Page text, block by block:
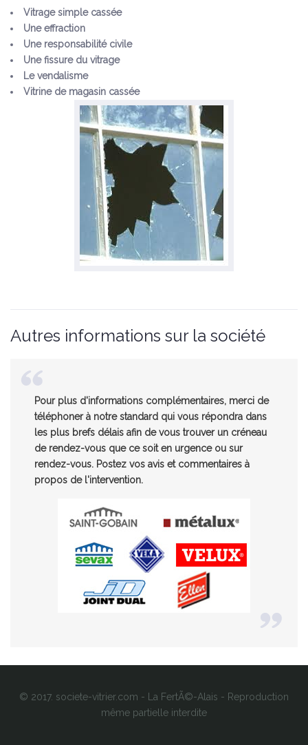
Vitrage simple cassée
Une effraction
Une responsabilité civile
Une fissure du vitrage
Le vendalisme
Vitrine de magasin cassée
Autres informations sur la société
Pour plus d'informations complémentaires, merci de
téléphoner à notre standard qui vous répondra dans
les plus brefs délais afin de vous trouver un créneau
de rendez-vous que ce soit en urgence ou sur
rendez-vous. Postez vos avis et commentaires à
propos de l'intervention.
© 2017. societe-vitrier.com - La FertÃ©-Alais - Reproduction
même partielle interdite